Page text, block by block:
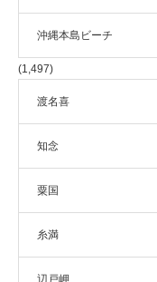
沖縄本島ビーチ
(1,497)
渡名喜
知念
粟国
糸満
辺戸岬